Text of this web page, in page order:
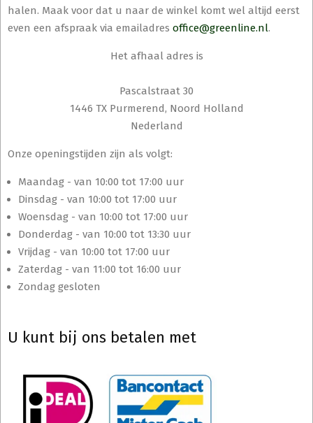
halen. Maak voor dat u naar de winkel komt wel altijd eerst
even een afspraak via emailadres office@greenline.nl.
Het afhaal adres is
Pascalstraat 30
1446 TX Purmerend, Noord Holland
Nederland
Onze openingstijden zijn als volgt:
Maandag - van 10:00 tot 17:00 uur
Dinsdag - van 10:00 tot 17:00 uur
Woensdag - van 10:00 tot 17:00 uur
Donderdag - van 10:00 tot 13:30 uur
Vrijdag - van 10:00 tot 17:00 uur
Zaterdag - van 11:00 tot 16:00 uur
Zondag gesloten
U kunt bij ons betalen met